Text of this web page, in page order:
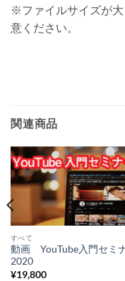
※ファイルサイズが
意ください。
関連商品
すべて
動画 YouTube入門セミ
2020
¥19,800